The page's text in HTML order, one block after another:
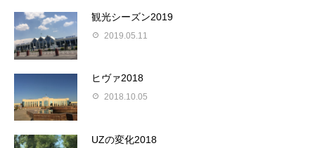
観光シーズン2019
2019.05.11
ヒヴァ2018
2018.10.05
UZの変化2018